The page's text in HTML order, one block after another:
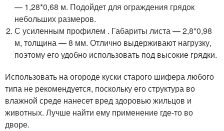
— 1,28*0,68 м. Подойдет для ограждения грядок
небольших размеров.
С усиленным профилем . Габариты листа — 2,8*0,98
м, толщина — 8 мм. Отлично выдерживают нагрузку,
поэтому его удобно использовать под высокие грядки.
Использовать на огороде куски старого шифера любого
типа не рекомендуется, поскольку его структура во
влажной среде нанесет вред здоровью жильцов и
животных. Лучше найти ему применение где-то во
дворе.